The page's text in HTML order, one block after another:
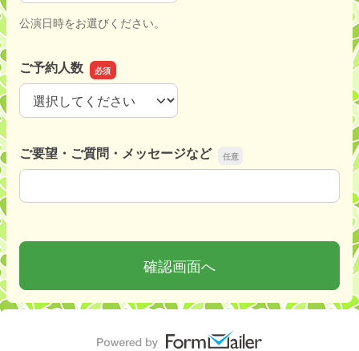
公演日時をお選びください。
ご予約人数
ご予約人数
ご要望・ご質問・メッセージなど
ご要望・ご質問・メッセージなど